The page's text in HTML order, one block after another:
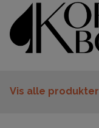
Vis alle produkter